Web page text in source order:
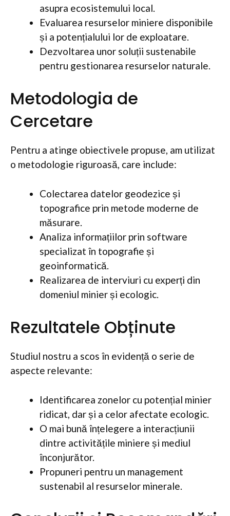
asupra ecosistemului local.
Evaluarea resurselor miniere disponibile
și a potențialului lor de exploatare.
Dezvoltarea unor soluții sustenabile
pentru gestionarea resurselor naturale.
Metodologia de
Cercetare
Pentru a atinge obiectivele propuse, am utilizat
o metodologie riguroasă, care include:
Colectarea datelor geodezice și
topografice prin metode moderne de
măsurare.
Analiza informațiilor prin software
specializat în topografie și
geoinformatică.
Realizarea de interviuri cu experți din
domeniul minier și ecologic.
Rezultatele Obținute
Studiul nostru a scos în evidență o serie de
aspecte relevante:
Identificarea zonelor cu potențial minier
ridicat, dar și a celor afectate ecologic.
O mai bună înțelegere a interacțiunii
dintre activitățile miniere și mediul
înconjurător.
Propuneri pentru un management
sustenabil al resurselor minerale.